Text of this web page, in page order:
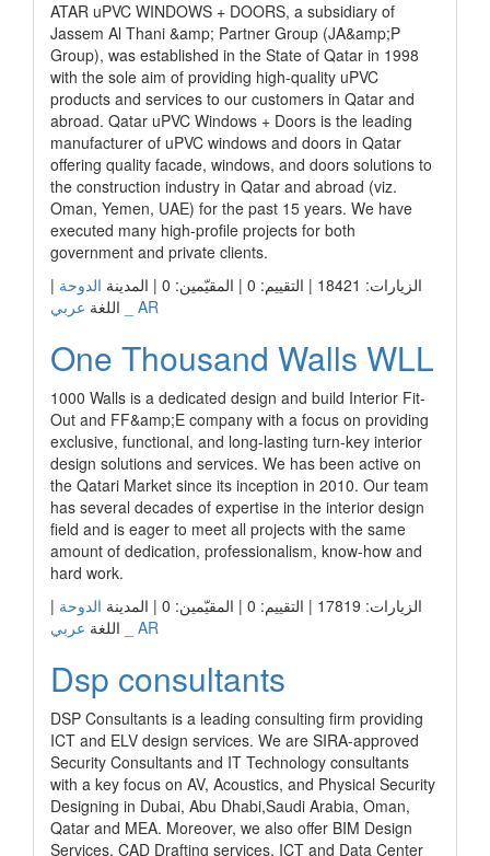
ATAR uPVC WINDOWS + DOORS, a subsidiary of
Jassem Al Thani &amp; Partner Group (JA&amp;P
Group), was established in the State of Qatar in 1998
with the sole aim of providing high-quality uPVC
products and services to our customers in Qatar and
abroad. Qatar uPVC Windows + Doors is the leading
manufacturer of uPVC windows and doors in Qatar
offering quality facade, windows, and doors solutions to
the construction industry in Qatar and abroad (viz.
Oman, Yemen, UAE) for the past 15 years. We have
executed many high-profile projects for both
government and private clients.
الزيارات: 18421 | التقييم: 0 | المقيّمين: 0 | المدينة
الدوحة |
اللغة عربي _ AR
One Thousand Walls WLL
1000 Walls is a dedicated design and build Interior Fit-
Out and FF&amp;E company with a focus on providing
exclusive, functional, and long-lasting turn-key interior
design solutions and services. We has been active on
the Qatari Market since its inception in 2010. Our team
has several decades of expertise in the interior design
field and is eager to meet all projects with the same
amount of dedication, professionalism, know-how and
hard work.
الزيارات: 17819 | التقييم: 0 | المقيّمين: 0 | المدينة
الدوحة |
اللغة عربي _ AR
Dsp consultants
DSP Consultants is a leading consulting firm providing
ICT and ELV design services. We are SIRA-approved
Security Consultants and IT Technology consultants
with a key focus on AV, Acoustics, and Physical Security
Designing in Dubai, Abu Dhabi,Saudi Arabia, Oman,
Qatar and MEA. Moreover, we also offer BIM Design
Services, CAD Drafting services, ICT and Data Center